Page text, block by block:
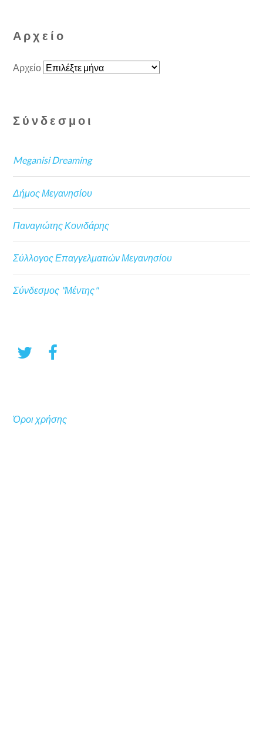
Αρχείο
Αρχείο
Σύνδεσμοι
Meganisi Dreaming
Δήμος Μεγανησίου
Παναγιώτης Κονιδάρης
Σύλλογος Επαγγελματιών Μεγανησίου
Σύνδεσμος "Μέντης"
Όροι χρήσης